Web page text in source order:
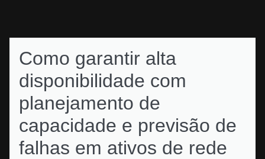
Como garantir alta
disponibilidade com
planejamento de
capacidade e previsão de
falhas em ativos de rede